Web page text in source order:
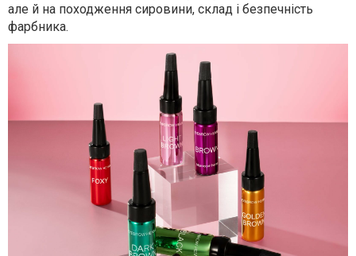
але й на походження сировини, склад і безпечність
фарбника.